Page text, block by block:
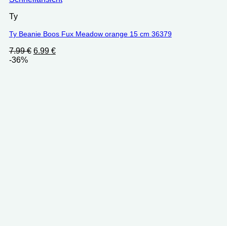
Ty
Ty Beanie Boos Fux Meadow orange 15 cm 36379
7.99€ Ursprünglicher
6.99 €Aktueller
-36%